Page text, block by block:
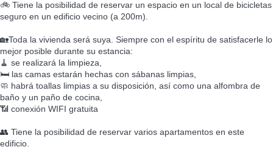
🚲 Tiene la posibilidad de reservar un espacio en un local de bicicletas
seguro en un edificio vecino (a 200m).
🏡Toda la vivienda será suya. Siempre con el espíritu de satisfacerle lo
mejor posible durante su estancia:
🧹 se realizará la limpieza,
🛏️ las camas estarán hechas con sábanas limpias,
🧼 habrá toallas limpias a su disposición, así como una alfombra de
baño y un paño de cocina,
📶 conexión WIFI gratuita
👥 Tiene la posibilidad de reservar varios apartamentos en este
edificio.